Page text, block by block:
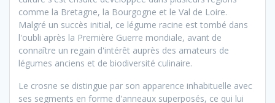
comme la Bretagne, la Bourgogne et le Val de Loire.
Malgré un succès initial, ce légume racine est tombé dans
l'oubli après la Première Guerre mondiale, avant de
connaître un regain d'intérêt auprès des amateurs de
légumes anciens et de biodiversité culinaire.
Le crosne se distingue par son apparence inhabituelle avec
ses segments en forme d'anneaux superposés, ce qui lui